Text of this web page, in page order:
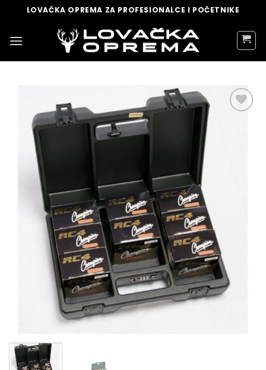
content
LOVAČKA OPREMA ZA PROFESIONALCE I POČETNIKE